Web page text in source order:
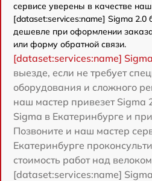
сервисе уверены в качестве
[dataset:services:name] Sigma 2.0
дешевле при оформлении
или форму обратной связи.
[dataset:services:name]
выезде, если не требует
оборудования и сложного
наш мастер привезет Sigma
Sigma в Екатеринбурге и
Позвоните и наш мастер
Екатеринбурге
стоимость работ над
[dataset:services:name]